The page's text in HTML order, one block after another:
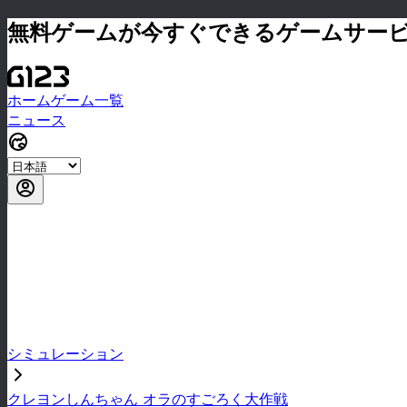
無料ゲームが今すぐできるゲームサー
ホームゲーム一覧
ニュース
シミュレーション
クレヨンしんちゃん オラのすごろく大作戦